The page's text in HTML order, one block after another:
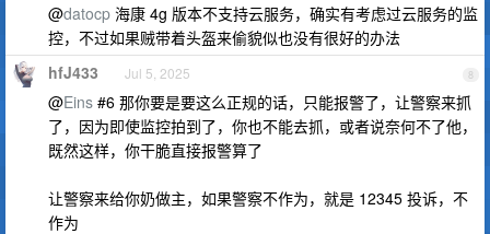
@datocp 海康 4g 版本不支持云服务，确实有考虑过云服务的监
控，不过如果贼带着头盔来偷貌似也没有很好的办法
8
hfJ433 Jul 5, 2025
@Eins #6 那你要是要这么正规的话，只能报警了，让警察来抓
了，因为即使监控拍到了，你也不能去抓，或者说奈何不了他，
既然这样，你干脆直接报警算了
让警察来给你奶做主，如果警察不作为，就是 12345 投诉，不
作为